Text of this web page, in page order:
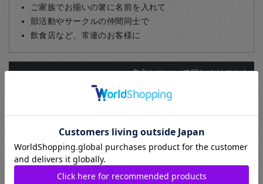
ご家族でお揃いの箸に名前を入れて
部活動やサークルの仲間同士で
飲食店など、常連のお客様に
名入れについて詳しくはこちら
ギフト包装について
お箸のギフト用のラッピングとして紙箱と桐箱がお選びいただ
けます。また、ご家族用として5膳まで入る紙箱もご用意してお